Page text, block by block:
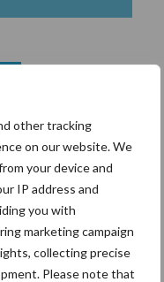
other tracking
on our website. We
your device and
IP address and
you with
marketing campaign
collecting precise
Please note that
Partner nieuws
volume en
in krimpende